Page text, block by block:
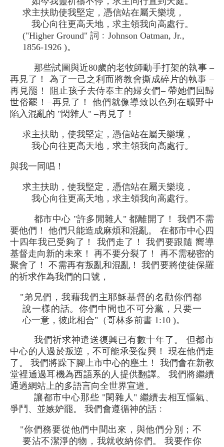
求主扶助使我堅定，憑信站在屬天樂境，
我心向往更高天地，求主領我向高處行。
("Higher Ground" 詞﹕Johnson Oatman, Jr.,
1856-1926 )。
那些試圖與近80歲的老牧師動手打架的執事 –
再見了！ 為了一己之利而將教會撕成碎片的執事 –
再見罷！ 阻止孩子去侍奉主的婦女們– 帶她們回歸
世俗罷！–再見了！ 他們就像導致以色列在曠野中
陷入混亂的 "閑雜人" –再見了！
求主扶助，使我堅定，憑信站在屬天樂境，
我心向往更高天地，求主領我向高處行。
與我一同唱！
求主扶助，使我堅定，憑信站在屬天樂境，
我心向往更高天地，求主領我向高處行。
都市中心 "許多閒雜人" 都離開了！ 我們不需
要他們！ 他們只能造成麻煩和混亂。 在都市中心四
十四年我已受夠了！ 我們走了！ 我們要跟隨 嚮導
基督走向新的未來！ 再不要分裂了！ 再不需秘密的
聚會了！ 不需再有叛亂和混亂！ 我們要將使徒保羅
的祈求作為我們的口號，
"弟兄們，我藉我們主耶穌基督的名勸你們都
說一樣的話。你們中間也不可分黨，只要一
心一意，彼此相合"（哥林多前書 1:10 )。
我們祈求神遣送復興已有數十年了。 但都市
中心的人過於叛逆，不可能承受復興！ 現在他們走
了。 我們將跺下腳上市中心的塵土！ 我們會在新教
堂裡通過耳機為西語系的人提供翻譯。 我們將繼續
通過網站上的多語言向全世界宣道。
讓都市中心那些 "閑雜人" 繼續去相互慪氣、
爭鬥、並嫉妒罷。 我們會遵循神的話﹕
"你們務要從他們中間出來，與他們分別；不
要沾不潔淨的物，我就收納你們。 我要作你